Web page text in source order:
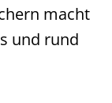
macht
und rund